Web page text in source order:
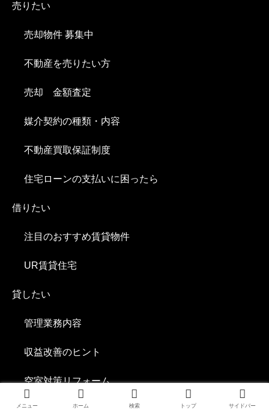
売りたい
売却物件 募集中
不動産を売りたい方
売却 金額査定
媒介契約の種類・内容
不動産買取保証制度
住宅ローンの支払いに困ったら
借りたい
注目のおすすめ賃貸物件
UR賃貸住宅
貸したい
管理業務内容
収益改善のヒント
空室対策リフォーム
自社管理物件
メニュー ホーム 検索 トップ サイドバー